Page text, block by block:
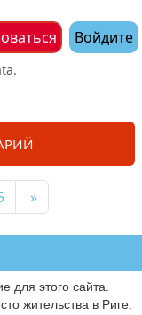
Войдите
»
для этого сaйтa.
житeльствa в Ригe.